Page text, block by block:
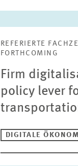
REFERIERTE
FORTHCOMING
Firm
policy lever
DIGITALE